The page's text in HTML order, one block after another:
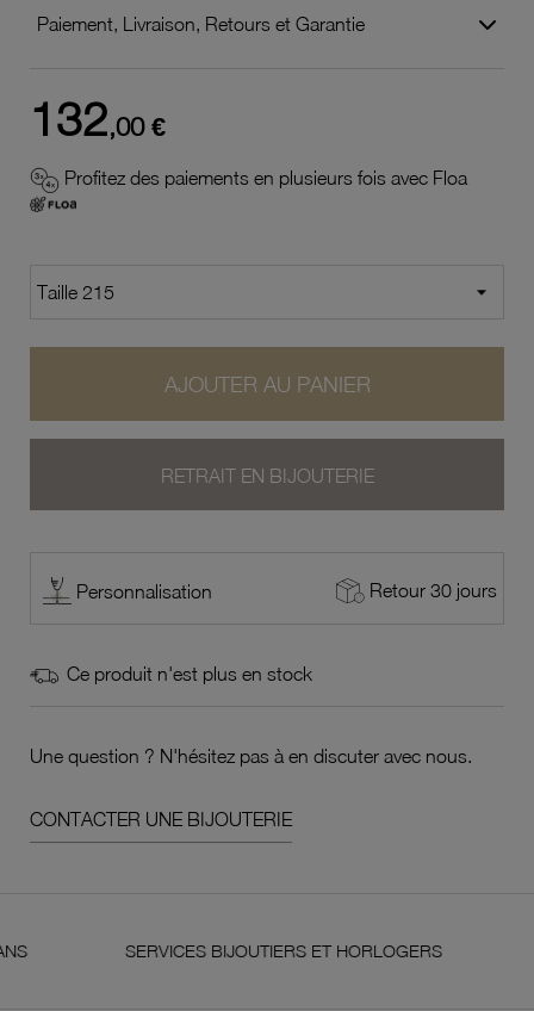
Paiement, Livraison, Retours et Garantie
132,00 €
Profitez des paiements en plusieurs fois avec Floa
AJOUTER AU PANIER
RETRAIT EN BIJOUTERIE
Personnalisation Retour 30 jours
Ce produit n'est plus en stock
Une question ? N'hésitez pas à en discuter avec nous.
CONTACTER UNE BIJOUTERIE
SERVICES BIJOUTIERS ET HORLOGERS